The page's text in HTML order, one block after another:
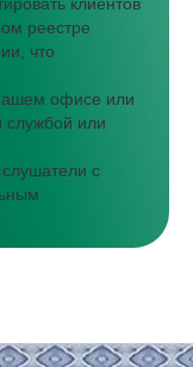
реестре
что
офисе или
службой или
с